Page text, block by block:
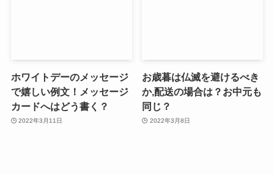
ホワイトデーのメッセージ
で嬉しい例文！メッセージ
カードへはどう書く？
2022年3月11日
お歳暮は仏滅を避けるべき
か,配送の場合は？お中元も
同じ？
2022年3月8日